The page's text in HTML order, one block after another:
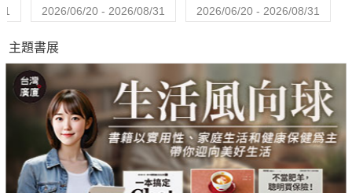
那些年 和我們一起瘋運動的主播
女人可能很難理解，男人盯著電視機觀賞體育賽事的那種瘋迷癡
狂（就像我們不了解她們迷偶像劇那樣）。感謝每位專業的體育
主播，是他們讓遠在千里之外的賽事更好看，無須親身蒞臨現
場，也能感受其震撼。我們找來了四位不同風格、橫跨三個世代
的體育主播，和我們聊運動、聊體壇、也聊聊自己。
君子健身房
2026/06/20 - 2026/08/31 2026/06/20 - 2026/08/31
主題書展